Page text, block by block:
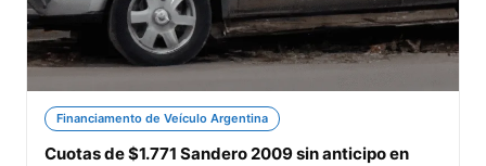
Financiamento de Veículo Argentina
Cuotas de $1.771 Sandero 2009 sin anticipo en